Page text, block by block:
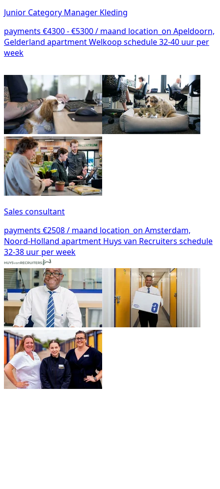
Junior Category Manager Kleding
payments €4300 - €5300 / maand location_on Apeldoorn,
Gelderland apartmentWelkoop schedule32-40 uur per
week
Sales consultant
payments €2508 / maand location_on Amsterdam,
Noord-Holland apartment Huys van Recruiters schedule
32-38 uur per week